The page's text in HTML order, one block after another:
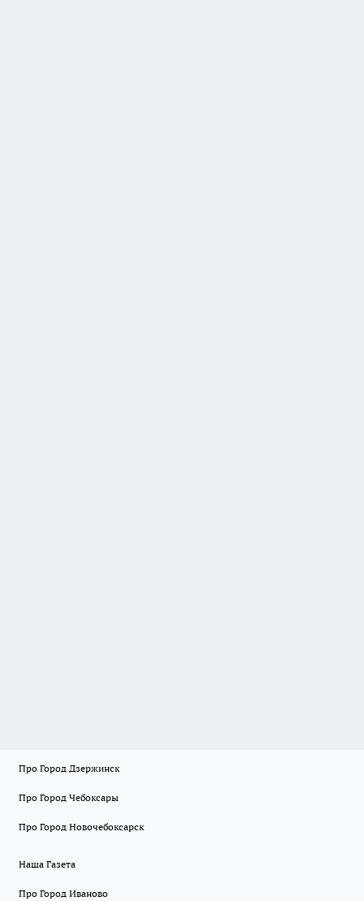
Про Город Дзержинск
Про Город Чебоксары
Про Город Новочебоксарск
Наша Газета
Про Город Иваново